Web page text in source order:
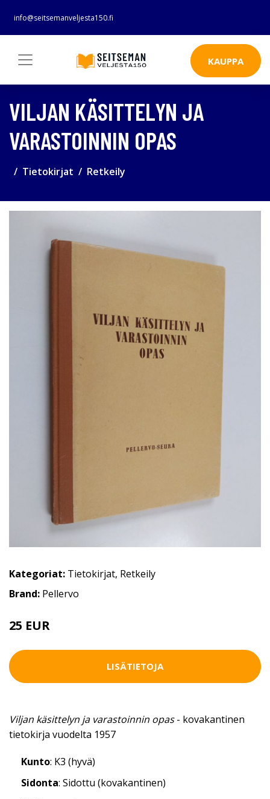
info@seitsemanveljesta150.fi
KAUPPA
VILJAN KÄSITTELYN JA
VARASTOINNIN OPAS
Tietokirjat Retkeily
Kategoriat: Tietokirjat, Retkeily
Brand: Pellervo
25 EUR
LISÄTIETOJA
Viljan käsittelyn ja varastoinnin opas- kovakantinen
tietokirja vuodelta 1957
Kunto: K3 (hyvä)
Sidonta: Sidottu (kovakantinen)